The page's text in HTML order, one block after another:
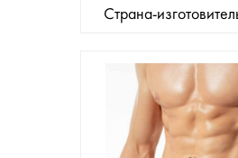
Страна-